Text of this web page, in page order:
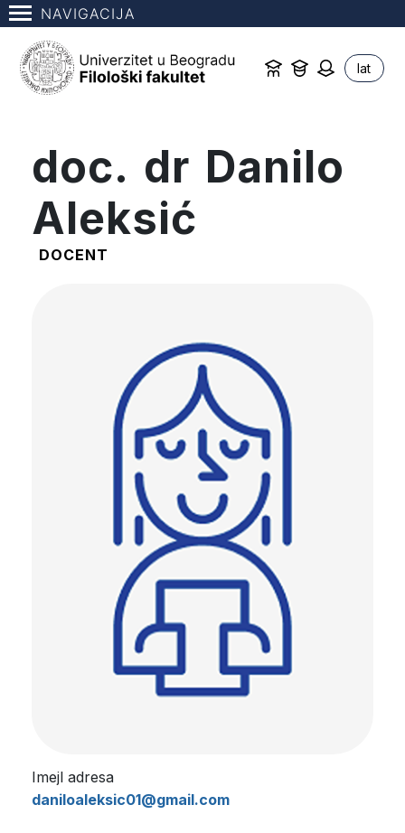
NAVIGACIJA
lat
doc. dr Danilo
Aleksić
DOCENT
Imejl adresa
daniloaleksic01@gmail.com